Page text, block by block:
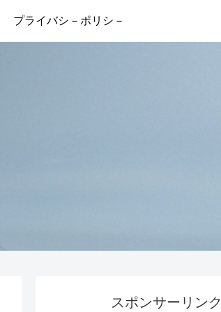
プライバシ－ポリシ－
スポンサーリンク